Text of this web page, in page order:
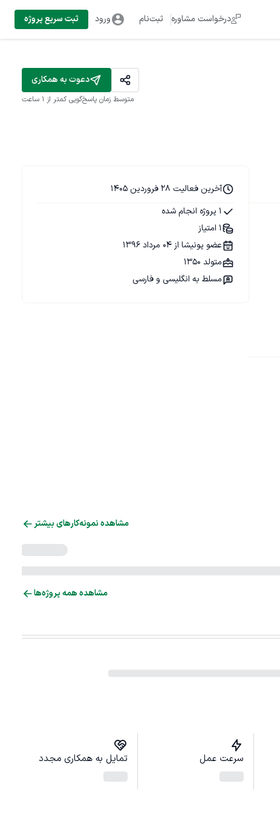
درخواست مشاوره ثبت‌نام ورود ثبت سریع پروژه
دعوت به همکاری
متوسط زمان پاسخ‌گویی کمتر از 1 ساعت
آخرین فعالیت 28 فروردین 1405
1 پروژه انجام شده
1 امتیاز
عضو پونیشا از 04 مرداد 1396
متولد 1350
مسلط به انگلیسی و فارسی
مشاهده نمونه‌کارهای بیشتر
مشاهده همه پروژه‌ها
سرعت عمل تمایل به همکاری مجدد